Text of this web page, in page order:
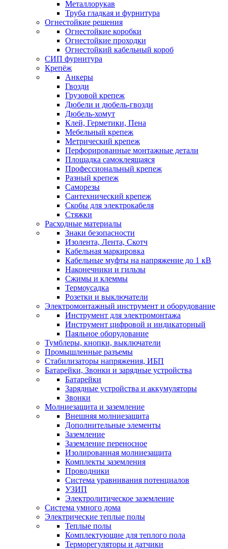
Металлорукав
Труба гладкая и фурнитура
Огнестойкие решения
Огнестойкие коробки
Огнестойкие проходки
Огнестойкий кабельный короб
СИП фурнитура
Крепёж
Анкеры
Гвозди
Грузовой крепеж
Дюбели и дюбель-гвозди
Дюбель-хомут
Клей, Герметики, Пена
Мебельный крепеж
Метрический крепеж
Перфорированные монтажные детали
Площадка самоклеящаяся
Профессиональный крепеж
Разный крепеж
Саморезы
Сантехнический крепеж
Скобы для электрокабеля
Стяжки
Расходные материалы
Знаки безопасности
Изолента, Лента, Скотч
Кабельная маркировка
Кабельные муфты на напряжение до 1 кВ
Наконечники и гильзы
Сжимы и клеммы
Термоусадка
Розетки и выключатели
Электромонтажный инструмент и оборудование
Инструмент для электромонтажа
Инструмент цифровой и индикаторный
Паяльное оборудование
Тумблеры, кнопки, выключатели
Промышленные разъемы
Стабилизаторы напряжения, ИБП
Батарейки, Звонки и зарядные устройства
Батарейки
Зарядные устройства и аккумуляторы
Звонки
Молниезащита и заземление
Внешняя молниезащита
Дополнительные элементы
Заземление
Заземление переносное
Изолированная молниезащита
Комплекты заземления
Проводники
Система уравнивания потенциалов
УЗИП
Электролитическое заземление
Система умного дома
Электрические теплые полы
Теплые полы
Комплектующие для теплого пола
Терморегуляторы и датчики